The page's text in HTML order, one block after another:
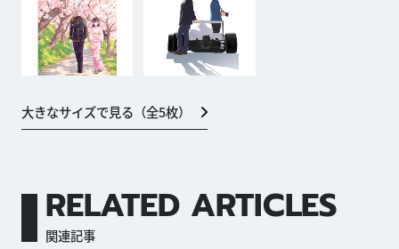
大きなサイズで見る（全5枚）
RELATED ARTICLES
関連記事